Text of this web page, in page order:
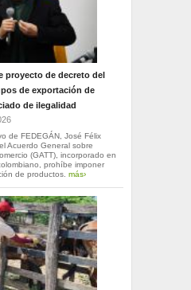
proyecto de decreto del
de exportación de
de ilegalidad
de FEDEGÁN, José Félix
Acuerdo General sobre
(GATT), incorporado en
prohíbe imponer
de productos. más›